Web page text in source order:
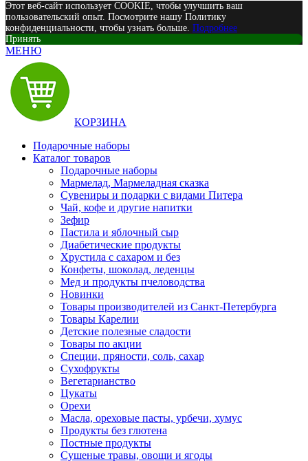
Этот веб-сайт использует COOKIE, чтобы улучшить ваш
пользовательский опыт. Посмотрите нашу Политику
конфиденциальности, чтобы узнать больше. Подробнее
Принять
МЕНЮ
КОРЗИНА
Подарочные наборы
Каталог товаров
Подарочные наборы
Мармелад, Мармеладная сказка
Сувениры и подарки с видами Питера
Чай, кофе и другие напитки
Зефир
Пастила и яблочный сыр
Диабетические продукты
Хрустила с сахаром и без
Конфеты, шоколад, леденцы
Мед и продукты пчеловодства
Новинки
Товары производителей из Санкт-Петербурга
Товары Карелии
Детские полезные сладости
Товары по акции
Специи, пряности, соль, сахар
Сухофрукты
Вегетарианство
Цукаты
Орехи
Масла, ореховые пасты, урбечи, хумус
Продукты без глютена
Постные продукты
Сушеные травы, овощи и ягоды